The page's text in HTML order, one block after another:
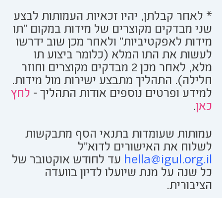
* לאחר קבלתן, יהיו זכאיות העמותות לבצע
שני מבדקים מקוצרים של מידות במקום "תו
מידות לאפקטיביות" ולאחר מכן שוב ידרשו
לעשות את התו המלא (כלומר ביצוע תו
מלא, לאחר מכן 2 מבדקים מקוצרים וחוזר
חלילה). התהליך מתבצע ישירות מול מידות.
למידע ופרטים נוספים אודות התהליך - לחץ
כאן.
עמותות שעומדות בתנאי הסף מתבקשות
לשלוח את האישורים לדוא"ל
hella@igul.org.il עד לחודש אוקטובר של
כל שנה על מנת שיועלו לדיון בוועדה
הציבורית.